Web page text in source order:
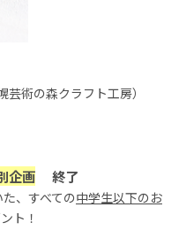
術の森クラフト工房）
企画 終了
、すべての中学生以下のお
ト！